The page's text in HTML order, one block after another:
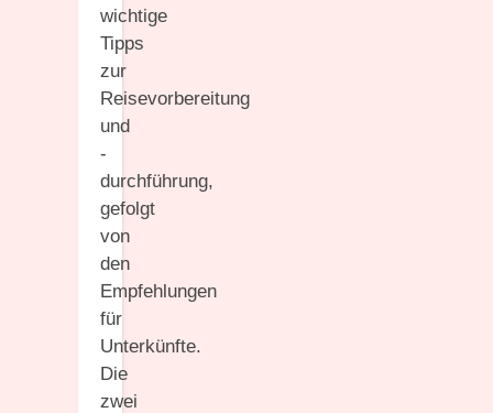
wichtige
Tipps
zur
Reisevorbereitung
und
-
durchführung,
gefolgt
von
den
Empfehlungen
für
Unterkünfte.
Die
zwei